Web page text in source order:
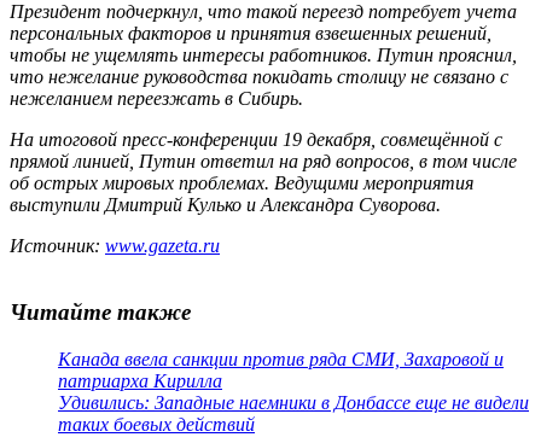
Президент подчеркнул, что такой переезд потребует учета
персональных факторов и принятия взвешенных решений,
чтобы не ущемлять интересы работников. Путин прояснил,
что нежелание руководства покидать столицу не связано с
нежеланием переезжать в Сибирь.
На итоговой пресс-конференции 19 декабря, совмещённой с
прямой линией, Путин ответил на ряд вопросов, в том числе
об острых мировых проблемах. Ведущими мероприятия
выступили Дмитрий Кулько и Александра Суворова.
Источник: www.gazeta.ru
Читайте также
Канада ввела санкции против ряда СМИ, Захаровой и
патриарха Кирилла
Удивились: Западные наемники в Донбассе еще не видели
таких боевых действий